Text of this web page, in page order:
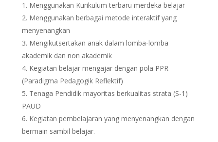
Menggunakan Kurikulum terbaru merdeka belajar
Menggunakan berbagai metode interaktif yang
menyenangkan
Mengikutsertakan anak dalam lomba-lomba
akademik dan non akademik
Kegiatan belajar mengajar dengan pola PPR
(Paradigma Pedagogik Reflektif)
Tenaga Pendidik mayoritas berkualitas strata (S-1)
PAUD
Kegiatan pembelajaran yang menyenangkan dengan
bermain sambil belajar.